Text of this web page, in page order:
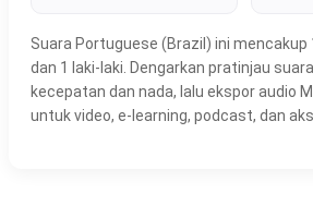
Suara Portuguese (Brazil) ini mencakup
dan 1 laki-laki. Dengarkan pratinjau
kecepatan dan nada, lalu ekspor audio
untuk video, e-learning, podcast, dan